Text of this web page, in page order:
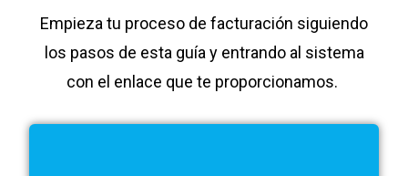
Empieza tu proceso de facturación siguiendo
los pasos de esta guía y entrando al sistema
con el enlace que te proporcionamos.